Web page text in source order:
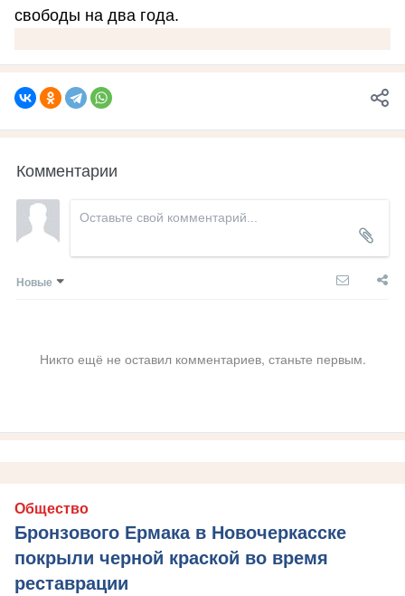
свободы на два года.
Комментарии
Новые
Никто ещё не оставил комментариев, станьте первым.
Общество
Бронзового Ермака в Новочеркасске
покрыли черной краской во время
реставрации